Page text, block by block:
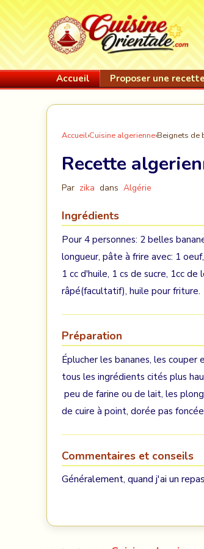
Accueil Proposer une recette
Accueil›Cuisine algerienne›Beignets de
Recette
Par zika dans Algérie
Ingrédients
Pour 4 personnes: 2 belles
longueur, pâte à frire avec: 1
1 cc d'huile, 1 cs de sucre, 1cc
râpé(facultatif), huile pour friture.
Préparation
Éplucher les bananes, les
tous les ingrédients cités plus
peu de farine ou de lait, les
de cuire à point, dorée pas
Commentaires et conseils
Généralement, quand j'ai un